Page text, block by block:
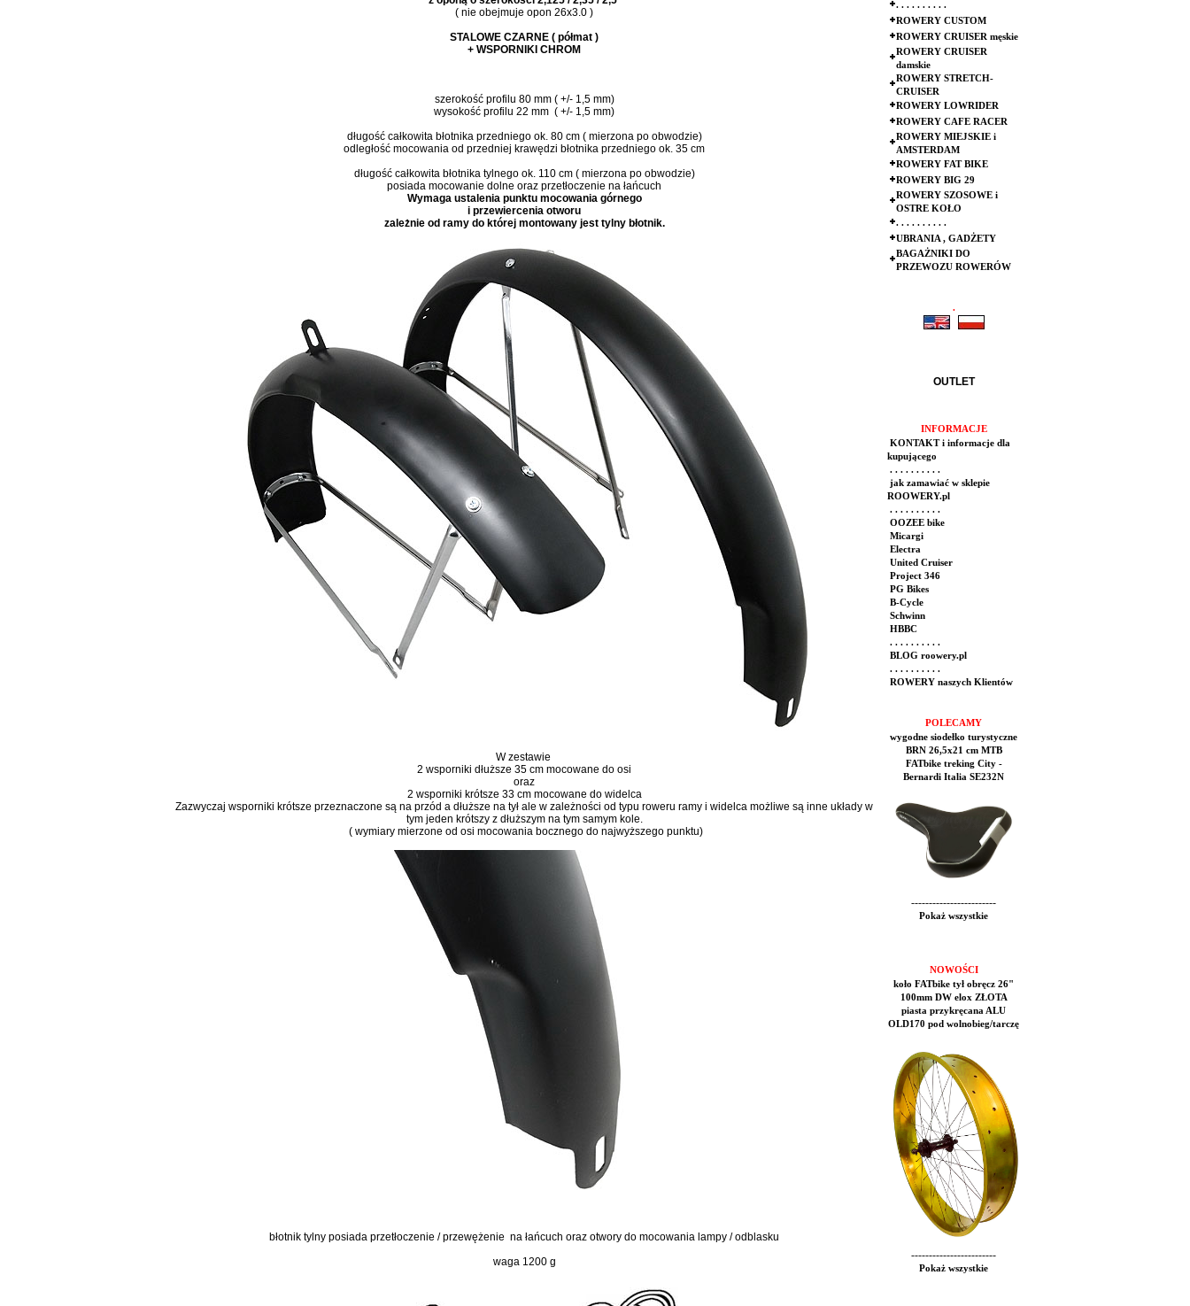
( nie obejmuje opon 26x3.0 )
STALOWE CZARNE ( półmat )
+ WSPORNIKI CHROM
szerokość profilu 80 mm ( +/- 1,5 mm)
wysokość profilu 22 mm ( +/- 1,5 mm)
długość całkowita błotnika przedniego ok. 80 cm ( mierzona po obwodzie)
odległość mocowania od przedniej krawędzi błotnika przedniego ok. 35 cm
długość całkowita błotnika tylnego ok. 110 cm ( mierzona po obwodzie)
posiada mocowanie dolne oraz przetłoczenie na łańcuch
Wymaga ustalenia punktu mocowania górnego
i przewiercenia otworu
zależnie od ramy do której montowany jest tylny błotnik.
W zestawie
2 wsporniki dłuższe 35 cm mocowane do osi
oraz
2 wsporniki krótsze 33 cm mocowane do widelca
Zazwyczaj wsporniki krótsze przeznaczone są na przód a dłuższe na tył ale w zależności od typu roweru ramy i widelca możliwe są inne układy w
tym jeden krótszy z dłuższym na tym samym kole.
( wymiary mierzone od osi mocowania bocznego do najwyższego punktu)
błotnik tylny posiada przetłoczenie / przewężenie na łańcuch oraz otwory do mocowania lampy / odblasku
waga 1200 g
. . . . . . . . . .
ROWERY CUSTOM
ROWERY CRUISER męskie
ROWERY CRUISER
damskie
ROWERY STRETCH-
CRUISER
ROWERY LOWRIDER
ROWERY CAFE RACER
ROWERY MIEJSKIE i
AMSTERDAM
ROWERY FAT BIKE
ROWERY BIG 29
ROWERY SZOSOWE i
OSTRE KOŁO
. . . . . . . . . .
UBRANIA , GADŻETY
BAGAŻNIKI DO
PRZEWOZU ROWERÓW
.
OUTLET
INFORMACJE
KONTAKT i informacje dla
kupującego
. . . . . . . . . .
jak zamawiać w sklepie
ROOWERY.pl
. . . . . . . . . .
OOZEE bike
Micargi
Electra
United Cruiser
Project 346
PG Bikes
B-Cycle
Schwinn
HBBC
. . . . . . . . . .
BLOG roowery.pl
. . . . . . . . . .
ROWERY naszych Klientów
POLECAMY
wygodne siodełko turystyczne
BRN 26,5x21 cm MTB
FATbike treking City -
Bernardi Italia SE232N
------------------------
Pokaż wszystkie
NOWOŚCI
koło FATbike tył obręcz 26"
100mm DW elox ZŁOTA
piasta przykręcana ALU
OLD170 pod wolnobieg/tarczę
------------------------
Pokaż wszystkie